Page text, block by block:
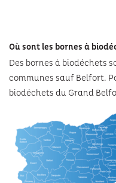
Où sont les bornes à
Des bornes à biodéchets
communes sauf Belfort.
biodéchets du Grand